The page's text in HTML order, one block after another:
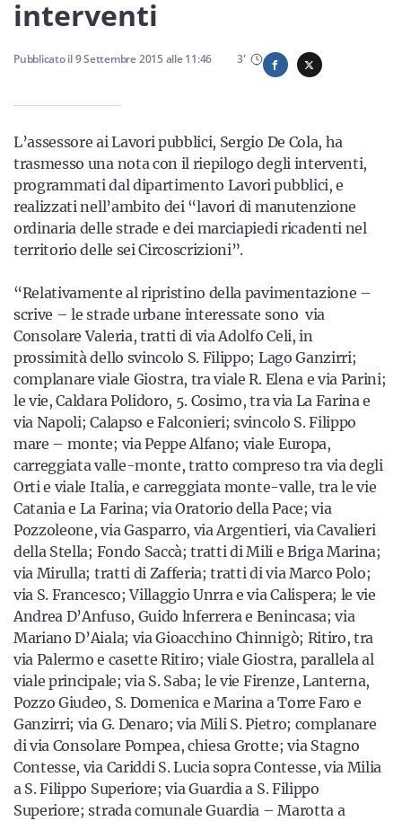
Servizi
Resta sempre aggiornato con le ultime news, iscriviti alla
nostra newsletter
Iscriviti
interventi
Pubblicato il9 Settembre 2015alle11:46 3'
L’assessore ai Lavori pubblici, Sergio De Cola, ha
trasmesso una nota con il riepilogo degli interventi,
programmati dal dipartimento Lavori pubblici, e
realizzati nell’ambito dei “lavori di manutenzione
ordinaria delle strade e dei marciapiedi ricadenti nel
territorio delle sei Circoscrizioni”.
“Relativamente al ripristino della pavimentazione –
scrive – le strade urbane interessate sono via
Consolare Valeria, tratti di via Adolfo Celi, in
prossimità dello svincolo S. Filippo; Lago Ganzirri;
complanare viale Giostra, tra viale R. Elena e via Parini;
le vie, Caldara Polidoro, 5. Cosimo, tra via La Farina e
via Napoli; Calapso e Falconieri; svincolo S. Filippo
mare – monte; via Peppe Alfano; viale Europa,
carreggiata valle-monte, tratto compreso tra via degli
Orti e viale Italia, e carreggiata monte-valle, tra le vie
Catania e La Farina; via Oratorio della Pace; via
Pozzoleone, via Gasparro, via Argentieri, via Cavalieri
della Stella; Fondo Saccà; tratti di Mili e Briga Marina;
via Mirulla; tratti di Zafferia; tratti di via Marco Polo;
via S. Francesco; Villaggio Unrra e via Calispera; le vie
Andrea D’Anfuso, Guido lnferrera e Benincasa; via
Mariano D’Aiala; via Gioacchino Chinnigò; Ritiro, tra
via Palermo e casette Ritiro; viale Giostra, parallela al
viale principale; via S. Saba; le vie Firenze, Lanterna,
Pozzo Giudeo, S. Domenica e Marina a Torre Faro e
Ganzirri; via G. Denaro; via Mili S. Pietro; complanare
di via Consolare Pompea, chiesa Grotte; via Stagno
Contesse, via Cariddi S. Lucia sopra Contesse, via Milia
a S. Filippo Superiore; via Guardia a S. Filippo
Superiore; strada comunale Guardia – Marotta a